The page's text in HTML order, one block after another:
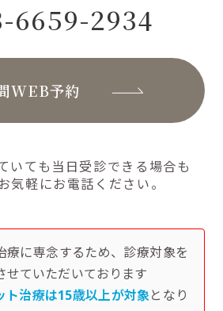
6659-2934
WEB予約
いても当日受診できる場合も
気軽にお電話ください。
に専念するため、診療対象を
せていただいております
ト治療は15歳以上が対象となり